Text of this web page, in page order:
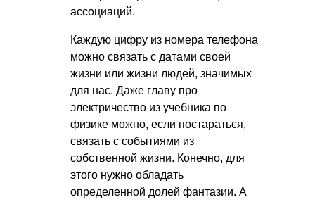
ассоциаций.
Каждую цифру из номера телефона
можно связать с датами своей
жизни или жизни людей, значимых
для нас. Даже главу про
электричество из учебника по
физике можно, если постараться,
связать с событиями из
собственной жизни. Конечно, для
этого нужно обладать
определенной долей фантазии. А